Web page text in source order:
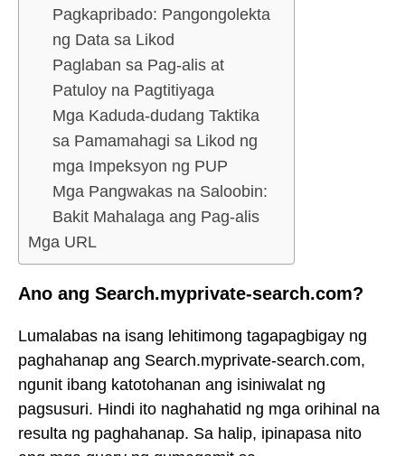
Pagkapribado: Pangongolekta
ng Data sa Likod
Paglaban sa Pag-alis at
Patuloy na Pagtitiyaga
Mga Kaduda-dudang Taktika
sa Pamamahagi sa Likod ng
mga Impeksyon ng PUP
Mga Pangwakas na Saloobin:
Bakit Mahalaga ang Pag-alis
Mga URL
Ano ang Search.myprivate-search.com?
Lumalabas na isang lehitimong tagapagbigay ng
paghahanap ang Search.myprivate-search.com,
ngunit ibang katotohanan ang isiniwalat ng
pagsusuri. Hindi ito naghahatid ng mga orihinal na
resulta ng paghahanap. Sa halip, ipinapasa nito